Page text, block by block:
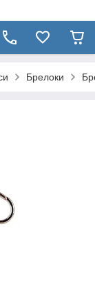
Брелоки